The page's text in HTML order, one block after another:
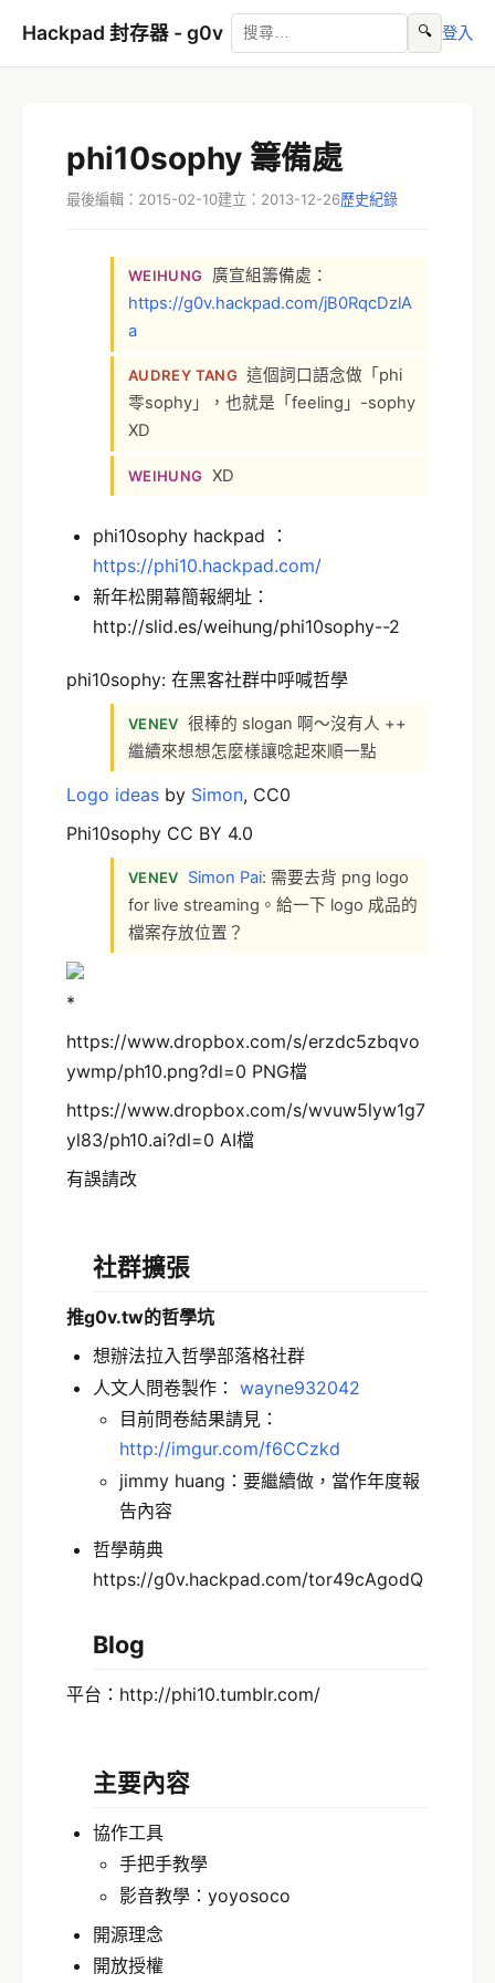
Hackpad 封存器 - g0v 🔍 登入
phi10sophy 籌備處
最後編輯：2015-02-10建立：2013-12-26歷史紀錄
WEIHUNG
廣宣組籌備處：
https://g0v.hackpad.com/jB0RqcDzlA
a
AUDREY TANG 這個詞口語念做「phi
零sophy」，也就是「feeling」-sophy
XD
WEIHUNG XD
phi10sophy hackpad ：
https://phi10.hackpad.com/
新年松開幕簡報網址：
http://slid.es/weihung/phi10sophy--2
phi10sophy: 在黑客社群中呼喊哲學
VENEV 很棒的 slogan 啊～沒有人 ++
繼續來想想怎麼樣讓唸起來順一點
Logo ideas by Simon, CC0
Phi10sophy CC BY 4.0
VENEV Simon Pai: 需要去背 png logo
for live streaming。給一下 logo 成品的
檔案存放位置？
*
https://www.dropbox.com/s/erzdc5zbqvo
ywmp/ph10.png?dl=0 PNG檔
https://www.dropbox.com/s/wvuw5lyw1g7
yl83/ph10.ai?dl=0 AI檔
有誤請改
社群擴張
推g0v.tw的哲學坑
想辦法拉入哲學部落格社群
人文人問卷製作： wayne932042
目前問卷結果請見：
http://imgur.com/f6CCzkd
jimmy huang：要繼續做，當作年度報
告內容
哲學萌典
https://g0v.hackpad.com/tor49cAgodQ
Blog
平台：http://phi10.tumblr.com/
主要內容
協作工具
手把手教學
影音教學：yoyosoco
開源理念
開放授權